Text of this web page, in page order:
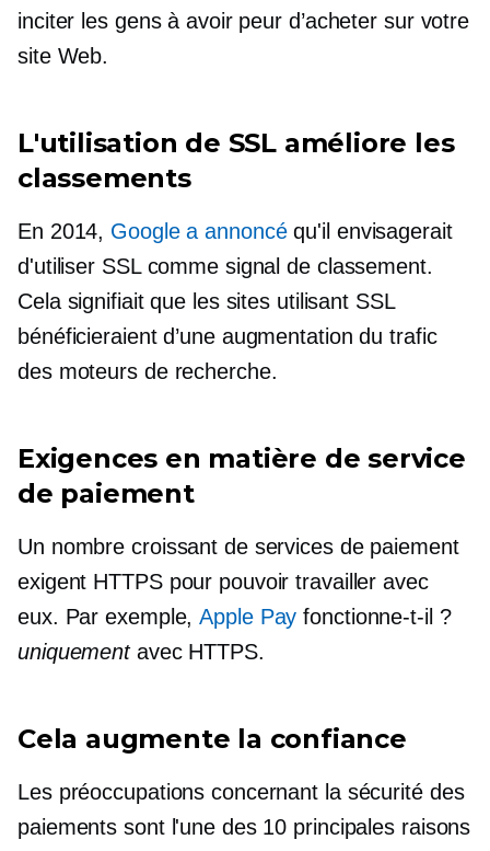
inciter les gens à avoir peur d’acheter sur votre
site Web.
L'utilisation de SSL améliore les
classements
En 2014, Google a annoncéqu'il envisagerait
d'utiliser SSL comme signal de classement.
Cela signifiait que les sites utilisant SSL
bénéficieraient d’une augmentation du trafic
des moteurs de recherche.
Exigences en matière de service
de paiement
Un nombre croissant de services de paiement
exigent HTTPS pour pouvoir travailler avec
eux. Par exemple,Apple Pay fonctionne-t-il ?
uniquementavec HTTPS.
Cela augmente la confiance
Les préoccupations concernant la sécurité des
paiements sont l'une des 10 principales raisons